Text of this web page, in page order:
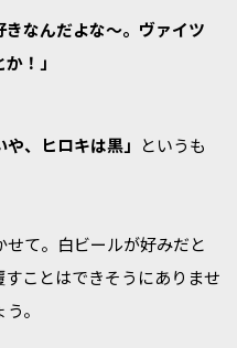
きなんだよな〜。ヴァイツ
！」
や、ヒロキは黒」 というも
て。白ビールが好みだと
ことはできそうにありませ
。